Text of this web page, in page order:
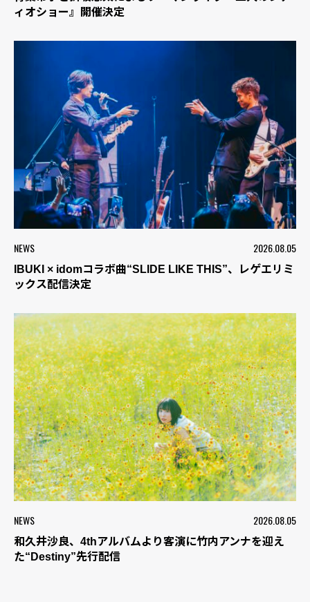
ィオショー』開催決定
NEWS 2026.08.05
IBUKI × idomコラボ曲“SLIDE LIKE THIS”、レゲエリミ
ックス配信決定
NEWS 2026.08.05
和久井沙良、4thアルバムより客演に竹内アンナを迎え
た“Destiny”先行配信